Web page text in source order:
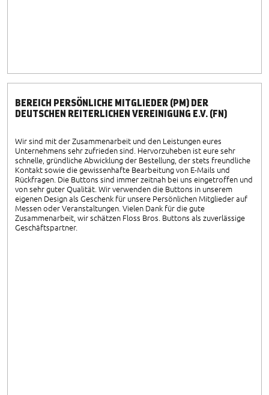
BEREICH PERSÖNLICHE MITGLIEDER (PM) DER
DEUTSCHEN REITERLICHEN VEREINIGUNG E.V. (FN)
Wir sind mit der Zusammenarbeit und den Leistungen eures
Unternehmens sehr zufrieden sind. Hervorzuheben ist eure sehr
schnelle, gründliche Abwicklung der Bestellung, der stets freundliche
Kontakt sowie die gewissenhafte Bearbeitung von E-Mails und
Rückfragen. Die Buttons sind immer zeitnah bei uns eingetroffen und
von sehr guter Qualität. Wir verwenden die Buttons in unserem
eigenen Design als Geschenk für unsere Persönlichen Mitglieder auf
Messen oder Veranstaltungen. Vielen Dank für die gute
Zusammenarbeit, wir schätzen Floss Bros. Buttons als zuverlässige
Geschäftspartner.